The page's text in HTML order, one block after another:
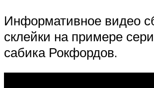
Информативное видео
склейки на примере
сабика Рокфордов.